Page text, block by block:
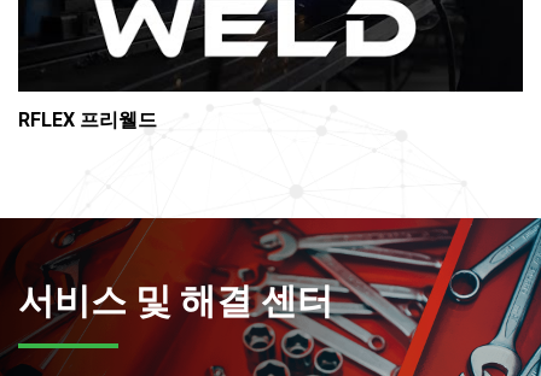
RFLEX 프리웰드
서비스 및 해결 센터